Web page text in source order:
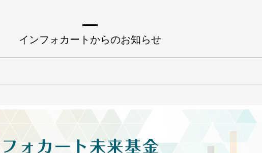
インフォカートからのお知らせ